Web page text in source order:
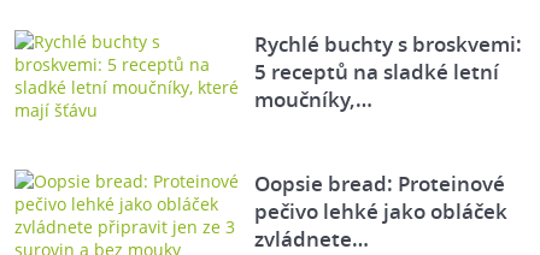
Rychlé buchty s broskvemi:
5 receptů na sladké letní
moučníky,…
Oopsie bread: Proteinové
pečivo lehké jako obláček
zvládnete…